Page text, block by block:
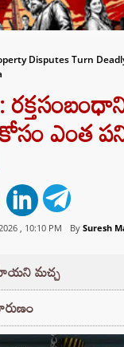
Disputes Turn
ఎంత
, 10:10 PM By Suresh
మచ్చ